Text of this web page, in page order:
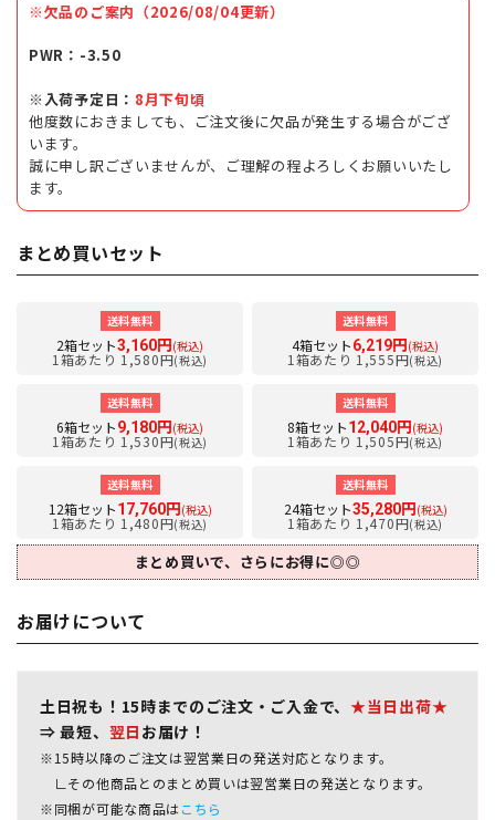
※欠品のご案内（2026/08/04更新）
PWR：-3.50
※入荷予定日： 8月下旬頃
他度数におきましても、ご注文後に欠品が発生する場合がござ
います。
誠に申し訳ございませんが、ご理解の程よろしくお願いいたし
ます。
まとめ買いセット
送料無料
2箱セット3,160円 (税込)
1箱あたり 1,580円(税込)
送料無料
4箱セット6,219円 (税込)
1箱あたり 1,555円(税込)
送料無料
6箱セット9,180円 (税込)
1箱あたり 1,530円(税込)
送料無料
8箱セット12,040円 (税込)
1箱あたり 1,505円(税込)
送料無料
12箱セット17,760円 (税込)
1箱あたり 1,480円(税込)
送料無料
24箱セット35,280円 (税込)
1箱あたり 1,470円(税込)
まとめ買いで、さらにお得に◎◎
お届けについて
土日祝も！15時までのご注文・ご入金で、 ★当日出荷★
⇒ 最短、 翌日 お届け！
※15時以降のご注文は翌営業日の発送対応となります。
∟その他商品とのまとめ買いは翌営業日の発送となります。
※同梱が可能な商品はこちら